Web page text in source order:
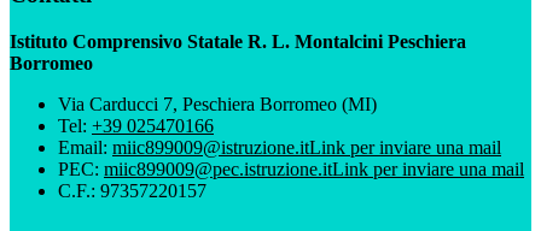
Istituto Comprensivo Statale R. L. Montalcini Peschiera
Borromeo
Via Carducci 7, Peschiera Borromeo (MI)
Tel: +39 025470166
Email: miic899009@istruzione.itLink per inviare una mail
PEC: miic899009@pec.istruzione.itLink per inviare una mail
C.F.: 97357220157